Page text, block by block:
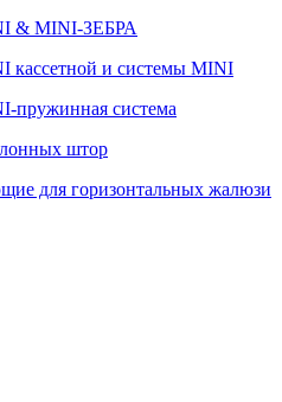
& MINI-ЗЕБРА
кассетной и системы MINI
пружинная система
штор
для горизонтальных жалюзи